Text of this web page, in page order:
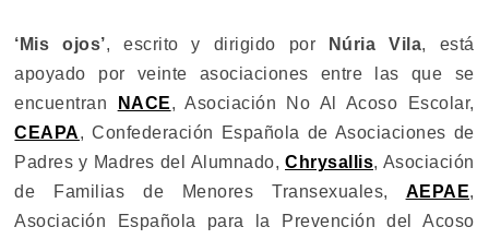
‘Mis ojos’, escrito y dirigido por Núria Vila, está
apoyado por veinte asociaciones entre las que se
encuentran
NACE, Asociación No Al Acoso Escolar,
CEAPA, Confederación Española de Asociaciones de
Padres y Madres del Alumnado,Chrysallis, Asociación
de Familias de Menores Transexuales,
AEPAE,
Asociación Española para la Prevención del Acoso